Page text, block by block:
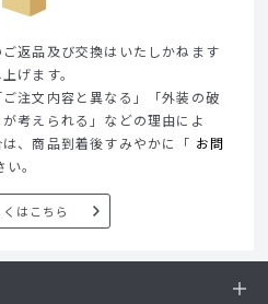
返品及び交換はいたしかねます
げます。
注文内容と異なる」「外装の破
考えられる」などの理由によ
、商品到着後すみやかに「 お問
。
はこちら